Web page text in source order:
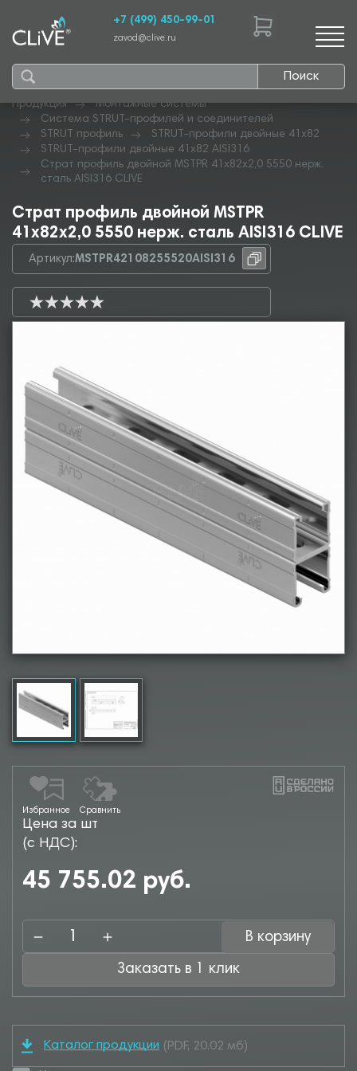
Поиск
+7 (499) 450-99-01
zavod@clive.ru
Продукция
Монтажные системы
Система STRUT-профилей и соединителей
STRUT профиль
STRUT-профили двойные 41х82
STRUT-профили двойные 41х82 AISI316
Страт профиль двойной MSTPR 41х82х2,0 5550 нерж.
сталь AISI316 CLIVE
Страт профиль двойной MSTPR
41х82х2,0 5550 нерж. сталь AISI316 CLIVE
Артикул:MSTPR42108255520AISI316
Избранное Сравнить
Цена за шт
(с НДС):
45 755.02 руб.
В корзину
Заказать в 1 клик
Каталог продукции (PDF, 20.02 мб)